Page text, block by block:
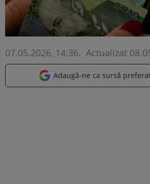
07.05.2026, 14:36. Actualizat
Adaugă-ne ca sursă